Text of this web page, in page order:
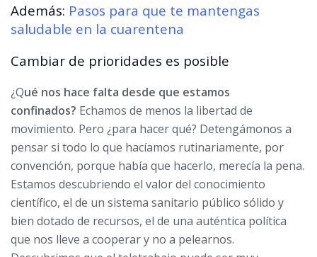
Además: Pasos para que te mantengas
saludable en la cuarentena
Cambiar de prioridades es posible
¿Qué nos hace falta desde que estamos
confinados? Echamos de menos la libertad de
movimiento. Pero ¿para hacer qué? Detengámonos a
pensar si todo lo que hacíamos rutinariamente, por
convención, porque había que hacerlo, merecía la pena.
Estamos descubriendo el valor del conocimiento
científico, el de un sistema sanitario público sólido y
bien dotado de recursos, el de una auténtica política
que nos lleve a cooperar y no a pelearnos.